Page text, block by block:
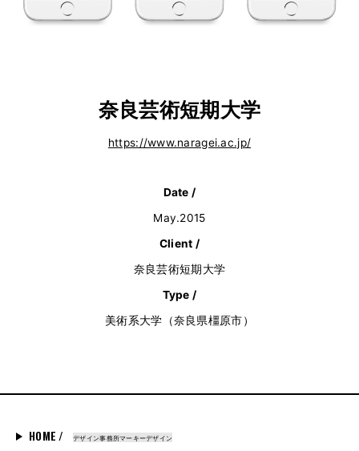
奈良芸術短期大学
https://www.naragei.ac.jp/
Date /
May.2015
Client /
奈良芸術短期大学
Type /
美術系大学（奈良県橿原市）
HOME / デザイン事務所マーキーデザイン